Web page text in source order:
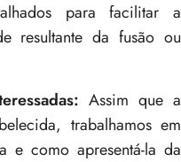
para facilitar a
resultante da fusão ou
Assim que a
trabalhamos em
e como apresentá-la da